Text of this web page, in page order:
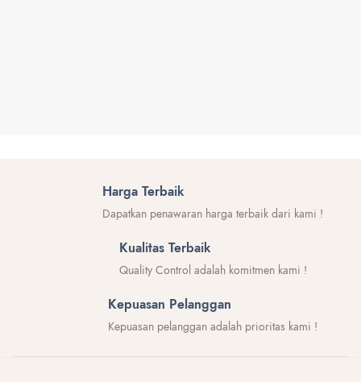
Harga Terbaik
Dapatkan penawaran harga terbaik dari kami !
Kualitas Terbaik
Quality Control adalah komitmen kami !
Kepuasan Pelanggan
Kepuasan pelanggan adalah prioritas kami !